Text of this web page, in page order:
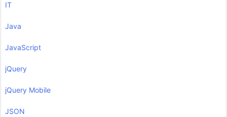
IT
Java
JavaScript
jQuery
jQuery Mobile
JSON